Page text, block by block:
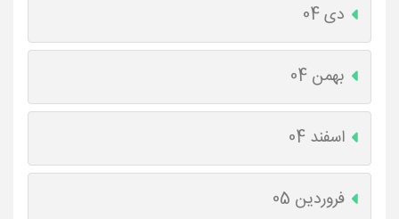
دی 04
بهمن 04
اسفند 04
فروردین 05